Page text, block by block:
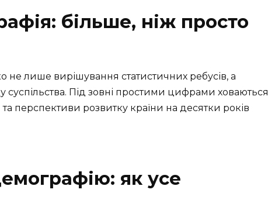
більше, ніж просто
не лише вирішування статистичних ребусів, а
Під зовні простими цифрами ховаються
та перспективи розвитку країни на десятки років
як усе